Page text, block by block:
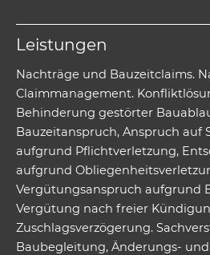
Leistungen
Nachträge und Bauzeitclaims.
Claimmanagement.
Behinderung gestörter
Bauzeitanspruch, Anspruch auf
aufgrund Pflichtverletzung,
aufgrund
Vergütungsanspruch aufgrund
Vergütung nach freier
Zuschlagsverzögerung.
Baubegleitung, Änderungs- und